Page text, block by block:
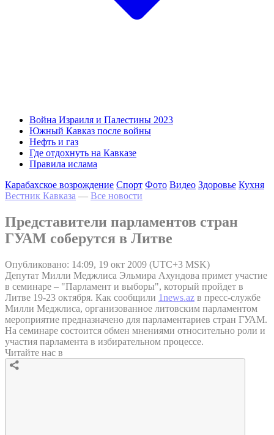
Война Израиля и Палестины 2023
Южный Кавказ после войны
Нефть и газ
Где отдохнуть на Кавказе
Правила ислама
Карабахское возрождение Спорт Фото Видео Здоровье Кухня
Вестник Кавказа — Все новости
Представители парламентов стран
ГУАМ соберутся в Литве
Опубликовано: 14:09, 19 окт 2009 (UTC+3 MSK)
Депутат Милли Меджлиса Эльмира Ахундова примет участие
в семинаре – "Парламент и выборы", который пройдет в
Литве 19-23 октября. Как сообщили 1news.az в пресс-службе
Милли Меджлиса, организованное литовским парламентом
мероприятие предназначено для парламентариев стран ГУАМ.
На семинаре состоится обмен мнениями относительно роли и
участия парламента в избирательном процессе.
Читайте нас в